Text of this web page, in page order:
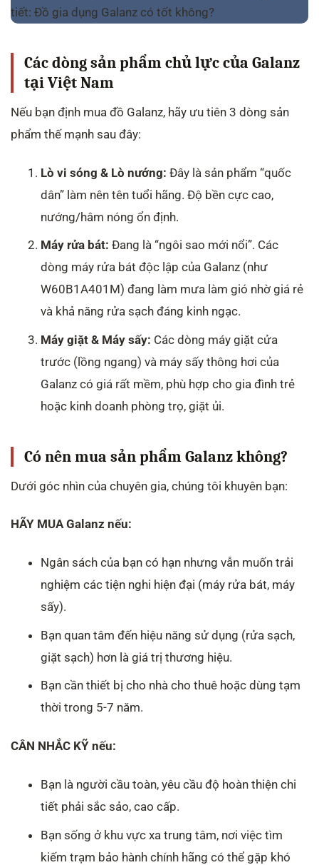
Các dòng sản phẩm chủ lực của Galanz
tại Việt Nam
Nếu bạn định mua đồ Galanz, hãy ưu tiên 3 dòng sản
phẩm thế mạnh sau đây:
Lò vi sóng & Lò nướng: Đây là sản phẩm “quốc
dân” làm nên tên tuổi hãng. Độ bền cực cao,
nướng/hâm nóng ổn định.
Máy rửa bát: Đang là “ngôi sao mới nổi”. Các
dòng máy rửa bát độc lập của Galanz (như
W60B1A401M) đang làm mưa làm gió nhờ giá rẻ
và khả năng rửa sạch đáng kinh ngạc.
Máy giặt & Máy sấy: Các dòng máy giặt cửa
trước (lồng ngang) và máy sấy thông hơi của
Galanz có giá rất mềm, phù hợp cho gia đình trẻ
hoặc kinh doanh phòng trọ, giặt ủi.
Có nên mua sản phẩm Galanz không?
Dưới góc nhìn của chuyên gia, chúng tôi khuyên bạn:
HÃY MUA Galanz nếu:
Ngân sách của bạn có hạn nhưng vẫn muốn trải
nghiệm các tiện nghi hiện đại (máy rửa bát, máy
sấy).
Bạn quan tâm đến hiệu năng sử dụng (rửa sạch,
giặt sạch) hơn là giá trị thương hiệu.
Bạn cần thiết bị cho nhà cho thuê hoặc dùng tạm
thời trong 5-7 năm.
CÂN NHẮC KỸ nếu:
Bạn là người cầu toàn, yêu cầu độ hoàn thiện chi
tiết phải sắc sảo, cao cấp.
Bạn sống ở khu vực xa trung tâm, nơi việc tìm
kiếm trạm bảo hành chính hãng có thể gặp khó